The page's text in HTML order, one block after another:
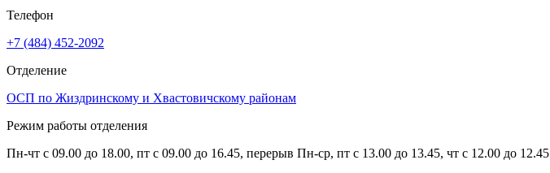
Телефон
+7 (484) 452-2092
Отделение
ОСП по Жиздринскому и Хвастовичскому районам
Режим работы отделения
Пн-чт с 09.00 до 18.00, пт с 09.00 до 16.45, перерыв Пн-ср, пт с 13.00 до 13.45, чт с 12.00 до 12.45